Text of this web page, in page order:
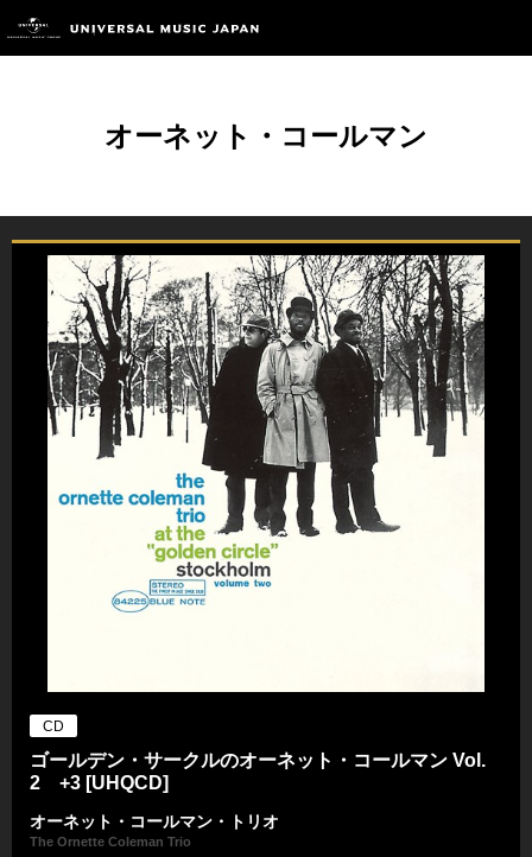
オーネット・コールマン
CD
ゴールデン・サークルのオーネット・コールマン Vol.
2 +3 [UHQCD]
オーネット・コールマン・トリオ
The Ornette Coleman Trio